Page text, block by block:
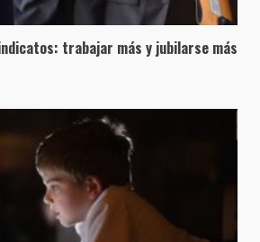
trabajar más y jubilarse más